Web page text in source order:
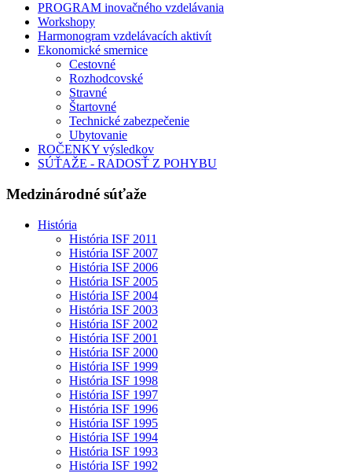
PROGRAM inovačného vzdelávania
Workshopy
Harmonogram vzdelávacích aktivít
Ekonomické smernice
Cestovné
Rozhodcovské
Stravné
Štartovné
Technické zabezpečenie
Ubytovanie
ROČENKY výsledkov
SÚŤAŽE - RADOSŤ Z POHYBU
Medzinárodné súťaže
História
História ISF 2011
História ISF 2007
História ISF 2006
História ISF 2005
História ISF 2004
História ISF 2003
História ISF 2002
História ISF 2001
História ISF 2000
História ISF 1999
História ISF 1998
História ISF 1997
História ISF 1996
História ISF 1995
História ISF 1994
História ISF 1993
História ISF 1992